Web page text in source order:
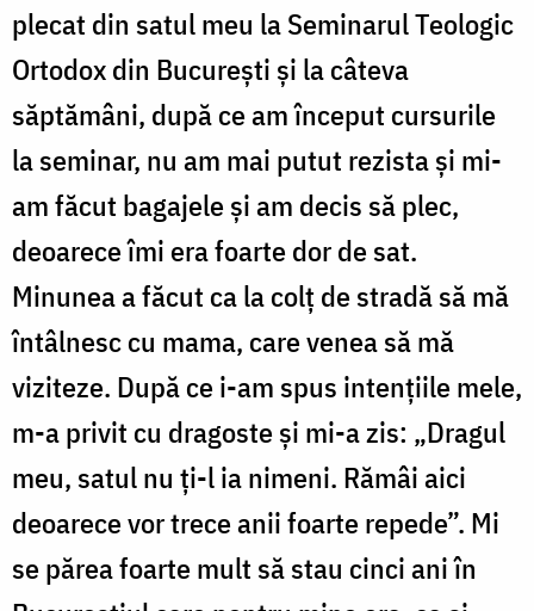
plecat din satul meu la Seminarul Teologic
Ortodox din București și la câteva
săptămâni, după ce am început cursurile
la seminar, nu am mai putut rezista și mi-
am făcut bagajele și am decis să plec,
deoarece îmi era foarte dor de sat.
Minunea a făcut ca la colț de stradă să mă
întâlnesc cu mama, care venea să mă
viziteze. După ce i-am spus intențiile mele,
m-a privit cu dragoste și mi-a zis: „Dragul
meu, satul nu ți-l ia nimeni. Rămâi aici
deoarece vor trece anii foarte repede”. Mi
se părea foarte mult să stau cinci ani în